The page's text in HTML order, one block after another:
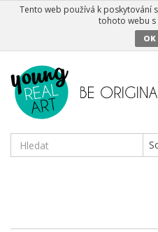
Tento web používá k poskytování
tohoto webu s
OK